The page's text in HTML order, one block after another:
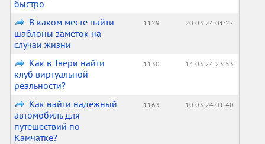
быстро
В каком месте найти
шаблоны заметок на
случаи жизни
1129 20.03.24 01:27
Как в Твери найти
клуб виртуальной
реальности?
1130 14.03.24 23:53
Как найти надежный
автомобиль для
путешествий по
Камчатке?
1163 10.03.24 01:40